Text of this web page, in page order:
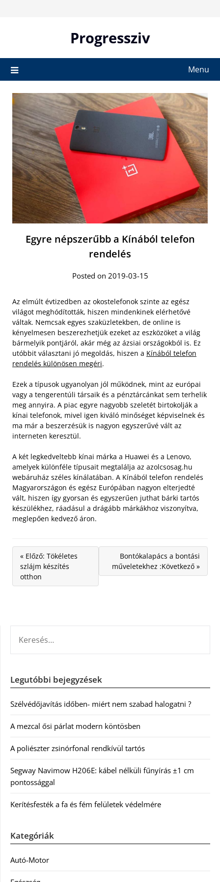
Progressziv
Menu
Egyre népszerűbb a Kínából telefon
rendelés
Posted on 2019-03-15
Az elmúlt évtizedben az okostelefonok szinte az egész
világot meghódították, hiszen mindenkinek elérhetővé
váltak. Nemcsak egyes szaküzletekben, de online is
kényelmesen beszerezhetjük ezeket az eszközöket a világ
bármelyik pontjáról, akár még az ázsiai országokból is. Ez
utóbbit választani jó megoldás, hiszen a Kínából telefon
rendelés különösen megéri.
Ezek a típusok ugyanolyan jól működnek, mint az európai
vagy a tengerentúli társaik és a pénztárcánkat sem terhelik
meg annyira. A piac egyre nagyobb szeletét birtokolják a
kínai telefonok, mivel igen kiváló minőséget képviselnek és
ma már a beszerzésük is nagyon egyszerűvé vált az
interneten keresztül.
A két legkedveltebb kínai márka a Huawei és a Lenovo,
amelyek különféle típusait megtalálja az azolcsosag.hu
webáruház széles kínálatában. A Kínából telefon rendelés
Magyarországon és egész Európában nagyon elterjedté
vált, hiszen így gyorsan és egyszerűen juthat bárki tartós
készülékhez, ráadásul a drágább márkákhoz viszonyítva,
meglepően kedvező áron.
« Előző: Tökéletes
szlájm készítés
otthon
Bontókalapács a bontási
műveletekhez :Következő »
Legutóbbi bejegyzések
Szélvédőjavítás időben- miért nem szabad halogatni ?
A mezcal ősi párlat modern köntösben
A poliészter zsinórfonal rendkívül tartós
Segway Navimow H206E: kábel nélküli fűnyírás ±1 cm
pontossággal
Kerítésfesték a fa és fém felületek védelmére
Kategóriák
Autó-Motor